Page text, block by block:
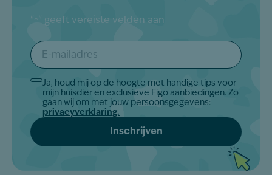
" * " geeft vereiste velden aan
E-
mailadres
*
Akkoord
Ja, houd mij op de hoogte met handige tips voor
mijn huisdier en exclusieve Figo aanbiedingen. Zo
gaan wij om met jouw persoonsgegevens:
privacyverklaring.